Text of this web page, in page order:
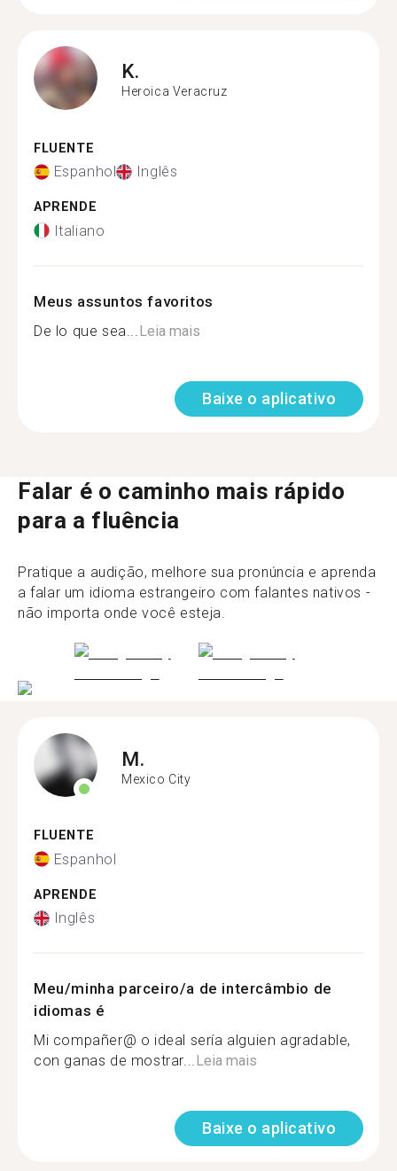
K.
Heroica Veracruz
FLUENTE
Espanhol Inglês
APRENDE
Italiano
Meus assuntos favoritos
De lo que sea... Leia mais
Baixe o aplicativo
Falar é o caminho mais rápido
para a fluência
Pratique a audição, melhore sua pronúncia e aprenda
a falar um idioma estrangeiro com falantes nativos -
não importa onde você esteja.
M.
Mexico City
FLUENTE
Espanhol
APRENDE
Inglês
Meu/minha parceiro/a de intercâmbio de
idiomas é
Mi compañer@ o ideal sería alguien agradable,
con ganas de mostrar...Leia mais
Baixe o aplicativo